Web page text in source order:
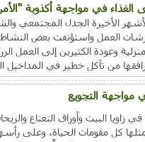
في مواجهة أكذوبة
العمل واستؤنفت بعض
وعودة الكثيرين إلى
رافقها من تآكل خطير في المداخيل
مواجهة التجويع
في زاويا البيت وأوراق النعناع
كل مقومات الحياة، وعلى